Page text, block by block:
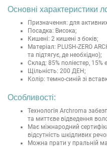
Основні характеристики
Призначення: для
Посадка: Висока;
Кишені: 2 кишені з боків;
Матеріал: PLUSH-ZERO
та підтягує, де необхідно);
Склад: 85% поліестер, 15%
Щільність: 200 ДЕН;
Колір: темно-синій зі
Особливості:
Технологія Archroma
та миттєве відведення
Має міжнародний
відсутність шкідливих
Можна прати у пральній